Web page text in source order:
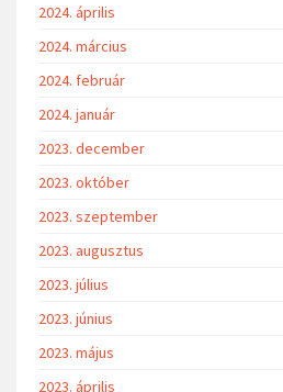
2024. április
2024. március
2024. február
2024. január
2023. december
2023. október
2023. szeptember
2023. augusztus
2023. július
2023. június
2023. május
2023. április